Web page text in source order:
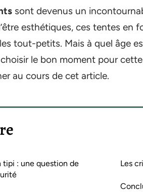
sont devenus un
esthétiques, ces tentes
tout-petits. Mais à quel âge
le bon moment pour
au cours de cet article.
tipi : une question de
Les